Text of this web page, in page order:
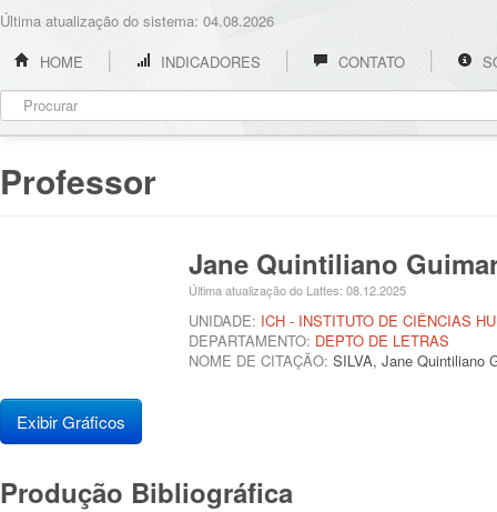
Última atualização do sistema: 04.08.2026
HOME
INDICADORES CONTATO
Professor
Jane Quintiliano
Última atualização do Lattes: 08.12.2025
UNIDADE: ICH - INSTITUTO DE CIÊNCIAS
DEPARTAMENTO: DEPTO DE LETRAS
NOME DE CITAÇÃO: SILVA, Jane Quintiliano
Exibir Gráficos
Produção Bibliográfica